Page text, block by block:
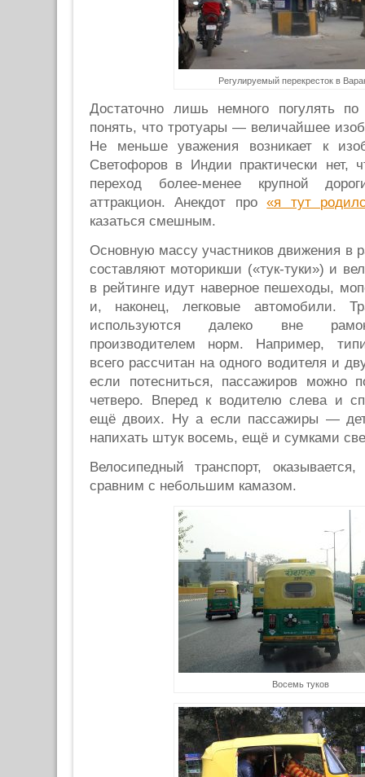
Регулируемый перекресток в
Достаточно лишь немного погулять
понять, что тротуары — величайшее
Не меньше уважения возникает к
Светофоров в Индии практически нет,
переход более-менее крупной
аттракцион. Анекдот про«я тут
казаться смешным.
Основную массу участников движения в
составляют моторикши («тук-туки») и
в рейтинге идут наверное пешеходы,
и, наконец, легковые автомобили.
используются далеко вне
производителем норм. Например,
всего рассчитан на одного водителя и
если потесниться, пассажиров можно
четверо. Вперед к водителю слева и
ещё двоих. Ну а если пассажиры —
напихать штук восемь, ещё и сумками
Велосипедный транспорт,
сравним с небольшим камазом.
Восемь туков